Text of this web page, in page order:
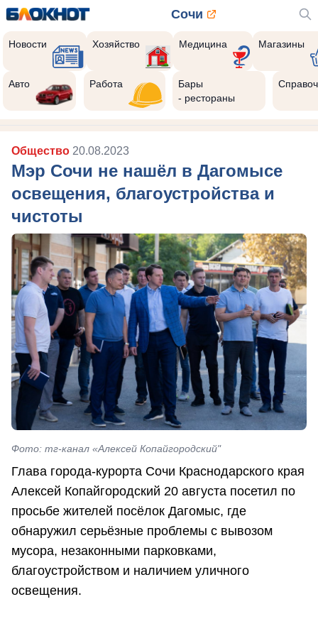
Сочи
Новости Хозяйство Медицина Магазины
Авто Работа
Бары
- рестораны
Общество 20.08.2023
Мэр Сочи не нашёл в Дагомысе
освещения, благоустройства и
чистоты
Фото: тг-канал «Алексей Копайгородский"
Глава города-курорта Сочи Краснодарского края
Алексей Копайгородский 20 августа посетил по
просьбе жителей посёлок Дагомыс, где
обнаружил серьёзные проблемы с вывозом
мусора, незаконными парковками,
благоустройством и наличием уличного
освещения.